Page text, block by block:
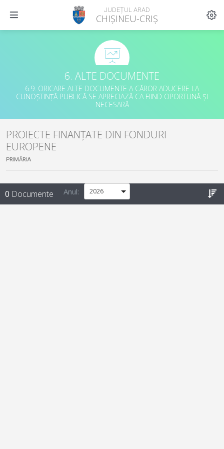
JUDEȚUL ARAD
CHIȘINEU-CRIȘ
6. ALTE DOCUMENTE
6.9. ORICARE ALTE DOCUMENTE A CĂROR ADUCERE LA
CUNOȘTINȚĂ PUBLICĂ SE APRECIAZĂ CA FIIND OPORTUNĂ ȘI
NECESARĂ
PROIECTE FINANȚATE DIN FONDURI
EUROPENE
PRIMĂRIA
0 Documente Anul: